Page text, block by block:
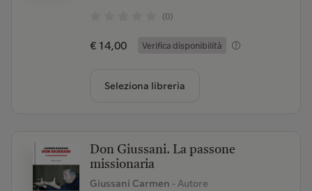
(0)
€ 14,00 Verifica disponibilità
Seleziona libreria
Don Giussani. La passone
missionaria
Giussani Carmen - Autore